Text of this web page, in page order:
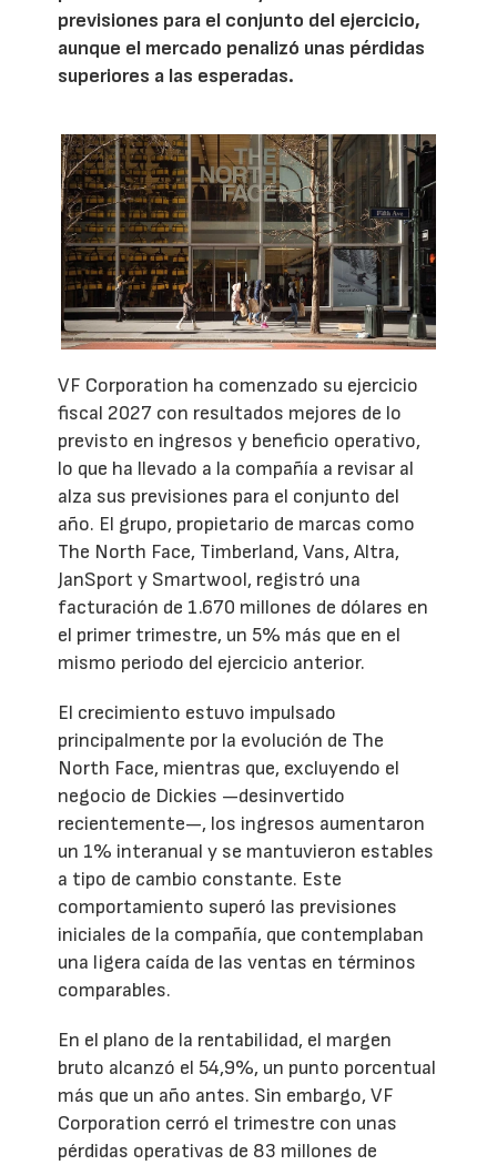
previsiones para el conjunto del ejercicio,
aunque el mercado penalizó unas pérdidas
superiores a las esperadas.
VF Corporation ha comenzado su ejercicio
fiscal 2027 con resultados mejores de lo
previsto en ingresos y beneficio operativo,
lo que ha llevado a la compañía a revisar al
alza sus previsiones para el conjunto del
año. El grupo, propietario de marcas como
The North Face, Timberland, Vans, Altra,
JanSport y Smartwool, registró una
facturación de 1.670 millones de dólares en
el primer trimestre, un 5% más que en el
mismo periodo del ejercicio anterior.
El crecimiento estuvo impulsado
principalmente por la evolución de The
North Face, mientras que, excluyendo el
negocio de Dickies —desinvertido
recientemente—, los ingresos aumentaron
un 1% interanual y se mantuvieron estables
a tipo de cambio constante. Este
comportamiento superó las previsiones
iniciales de la compañía, que contemplaban
una ligera caída de las ventas en términos
comparables.
En el plano de la rentabilidad, el margen
bruto alcanzó el 54,9%, un punto porcentual
más que un año antes. Sin embargo, VF
Corporation cerró el trimestre con unas
pérdidas operativas de 83 millones de